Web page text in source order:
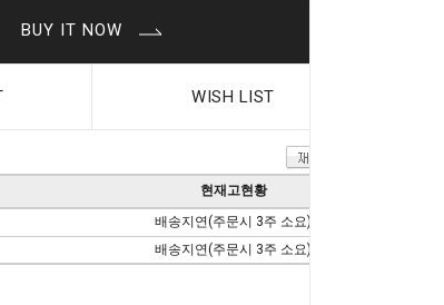
BUY IT NOW
WISH LIST
현재고현황
배송지연(주문시 3주 소요)
배송지연(주문시 3주 소요)